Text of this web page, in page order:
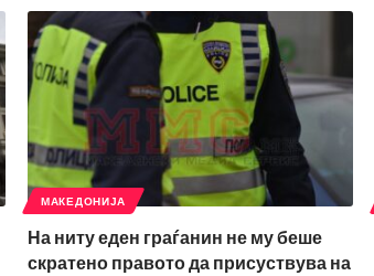
МАКЕДОНИЈА
На ниту еден граѓанин не му беше
скратено правото да присуствува на